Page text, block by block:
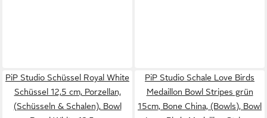
PiP Studio Schüssel Royal White
Schüssel 12,5 cm, Porzellan,
(Schüsseln & Schalen), Bowl
PiP Studio Schale Love Birds
Medaillon Bowl Stripes grün
15cm, Bone China, (Bowls), Bowl